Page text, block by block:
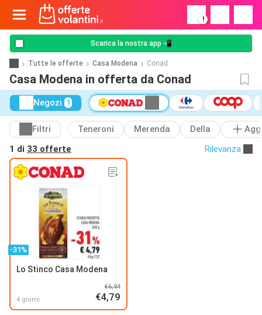
!
Scarica la nostra app 📲
Tutte le offerte Casa Modena Conad
Casa Modena in offerta da Conad
Negozi 1
Filtri Teneroni Merenda Della
1 di 33 offerte Rilevanza
-31%
Lo Stinco Casa Modena
4 giorni
€6,94
€4,79